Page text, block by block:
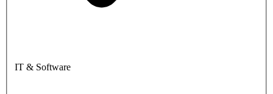
IT & Software